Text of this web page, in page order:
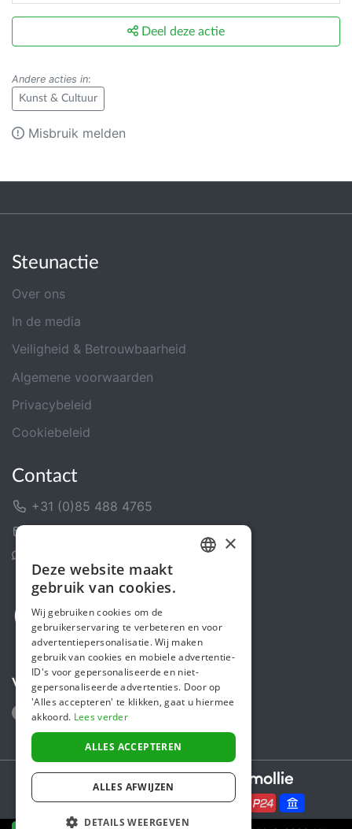
Deel deze actie
Andere acties in:
Kunst & Cultuur
Misbruik melden
Steunactie
Over ons
In de media
Veiligheid & Betrouwbaarheid
Algemene voorwaarden
Privacybeleid
Cookiebeleid
Contact
+31 (0)85 488 4765
Volg ons
Secure payments powered by
ENGLISH
×
Deze website maakt
gebruik van cookies.
Wij gebruiken cookies om de
gebruikerservaring te verbeteren en voor
advertentiepersonalisatie. Wij maken
gebruik van cookies en mobiele advertentie-
ID's voor gepersonaliseerde en niet-
gepersonaliseerde advertenties. Door op
'Alles accepteren' te klikken, gaat u hiermee
akkoord. Lees verder
ALLES ACCEPTEREN
ALLES AFWIJZEN
DETAILS WEERGEVEN